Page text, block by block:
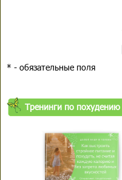
* - обязательные поля
Тренинги по похудению